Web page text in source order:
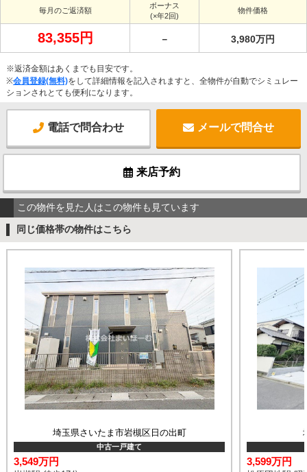
毎月のご返済額
ボーナス
(×年2回)
物件価格
83,355円 － 3,980万円
※返済金額はあくまでも目安です。
※会員登録(無料)をして詳細情報を記入されますと、全物件が自動でシミュレー
ションされとても便利になります。
電話で問合わせ メールで問合せ
来店予約
この物件を見た人はこの物件も見ています
同じ価格帯の物件はこちら
埼玉県さいたま市岩槻区日の出町
中古一戸建て
3,549万円 3,599万円